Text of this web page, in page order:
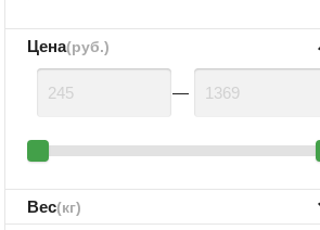
Цена(руб.)
—
Вес(кг)